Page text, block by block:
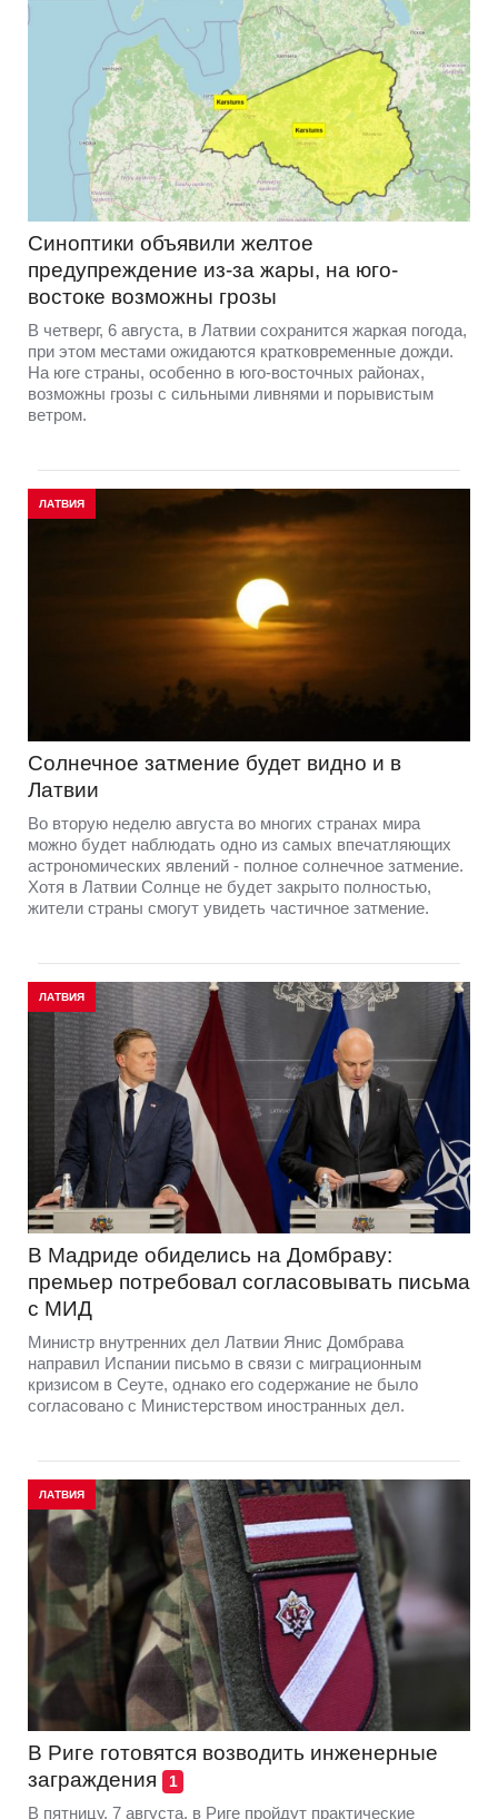
Синоптики объявили желтое
предупреждение из-за жары, на юго-
востоке возможны грозы
В четверг, 6 августа, в Латвии сохранится жаркая погода,
при этом местами ожидаются кратковременные дожди.
На юге страны, особенно в юго-восточных районах,
возможны грозы с сильными ливнями и порывистым
ветром.
ЛАТВИЯ
Солнечное затмение будет видно и в
Латвии
Во вторую неделю августа во многих странах мира
можно будет наблюдать одно из самых впечатляющих
астрономических явлений - полное солнечное затмение.
Хотя в Латвии Солнце не будет закрыто полностью,
жители страны смогут увидеть частичное затмение.
ЛАТВИЯ
В Мадриде обиделись на Домбраву:
премьер потребовал согласовывать письма
с МИД
Министр внутренних дел Латвии Янис Домбрава
направил Испании письмо в связи с миграционным
кризисом в Сеуте, однако его содержание не было
согласовано с Министерством иностранных дел.
ЛАТВИЯ
В Риге готовятся возводить инженерные
заграждения
1
В пятницу, 7 августа, в Риге пройдут практические